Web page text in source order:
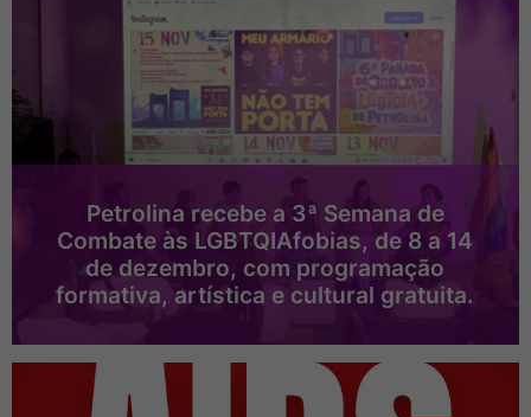
Petrolina recebe a 3ª Semana de
Combate às LGBTQIAfobias, de 8 a 14
de dezembro, com programação
formativa, artística e cultural gratuita.